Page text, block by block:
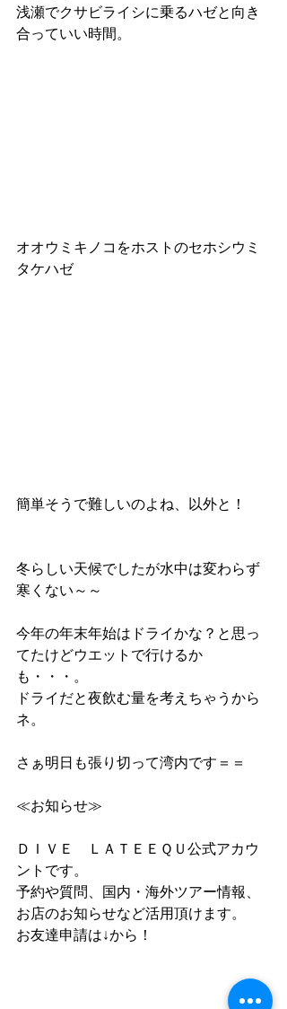
浅瀬でクサビライシに乗るハゼと向き
合っていい時間。
オオウミキノコをホストのセホシウミ
タケハゼ
簡単そうで難しいのよね、以外と！
冬らしい天候でしたが水中は変わらず
寒くない～～
今年の年末年始はドライかな？と思っ
てたけどウエットで行けるか
も・・・。
ドライだと夜飲む量を考えちゃうから
ネ。
さぁ明日も張り切って湾内です＝＝
≪お知らせ≫
ＤＩＶＥ　ＬＡＴＥＥＱＵ公式アカウ
ントです。
予約や質問、国内・海外ツアー情報、
お店のお知らせなど活用頂けます。
お友達申請は↓から！